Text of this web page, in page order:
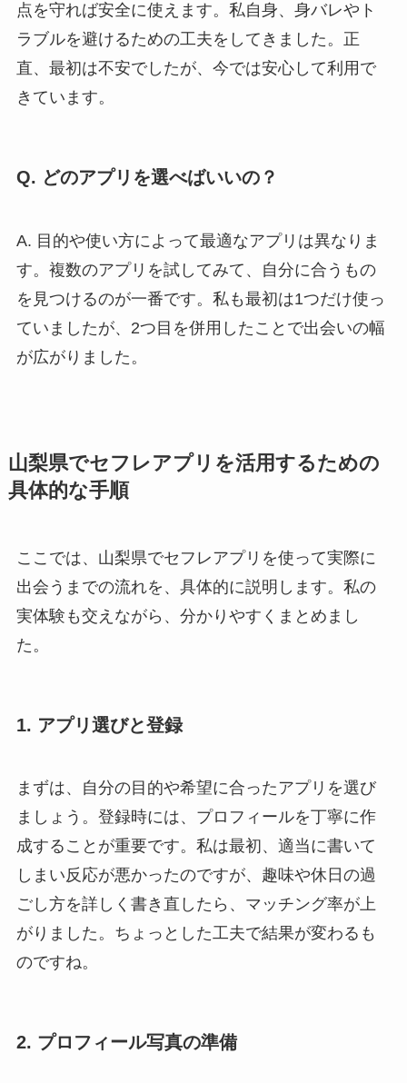
点を守れば安全に使えます。私自身、身バレやト
ラブルを避けるための工夫をしてきました。正
直、最初は不安でしたが、今では安心して利用で
きています。
Q. どのアプリを選べばいいの？
A. 目的や使い方によって最適なアプリは異なりま
す。複数のアプリを試してみて、自分に合うもの
を見つけるのが一番です。私も最初は1つだけ使っ
ていましたが、2つ目を併用したことで出会いの幅
が広がりました。
山梨県でセフレアプリを活用するための
具体的な手順
ここでは、山梨県でセフレアプリを使って実際に
出会うまでの流れを、具体的に説明します。私の
実体験も交えながら、分かりやすくまとめまし
た。
1. アプリ選びと登録
まずは、自分の目的や希望に合ったアプリを選び
ましょう。登録時には、プロフィールを丁寧に作
成することが重要です。私は最初、適当に書いて
しまい反応が悪かったのですが、趣味や休日の過
ごし方を詳しく書き直したら、マッチング率が上
がりました。ちょっとした工夫で結果が変わるも
のですね。
2. プロフィール写真の準備